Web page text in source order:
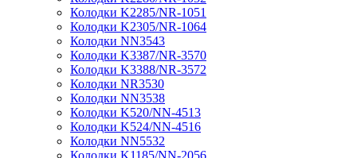
Колодки K2285/NR-1051
Колодки K2305/NR-1064
Колодки NN3543
Колодки K3387/NR-3570
Колодки K3388/NR-3572
Колодки NR3530
Колодки NN3538
Колодки K520/NN-4513
Колодки K524/NN-4516
Колодки NN5532
Колодки K1185/NN-2056